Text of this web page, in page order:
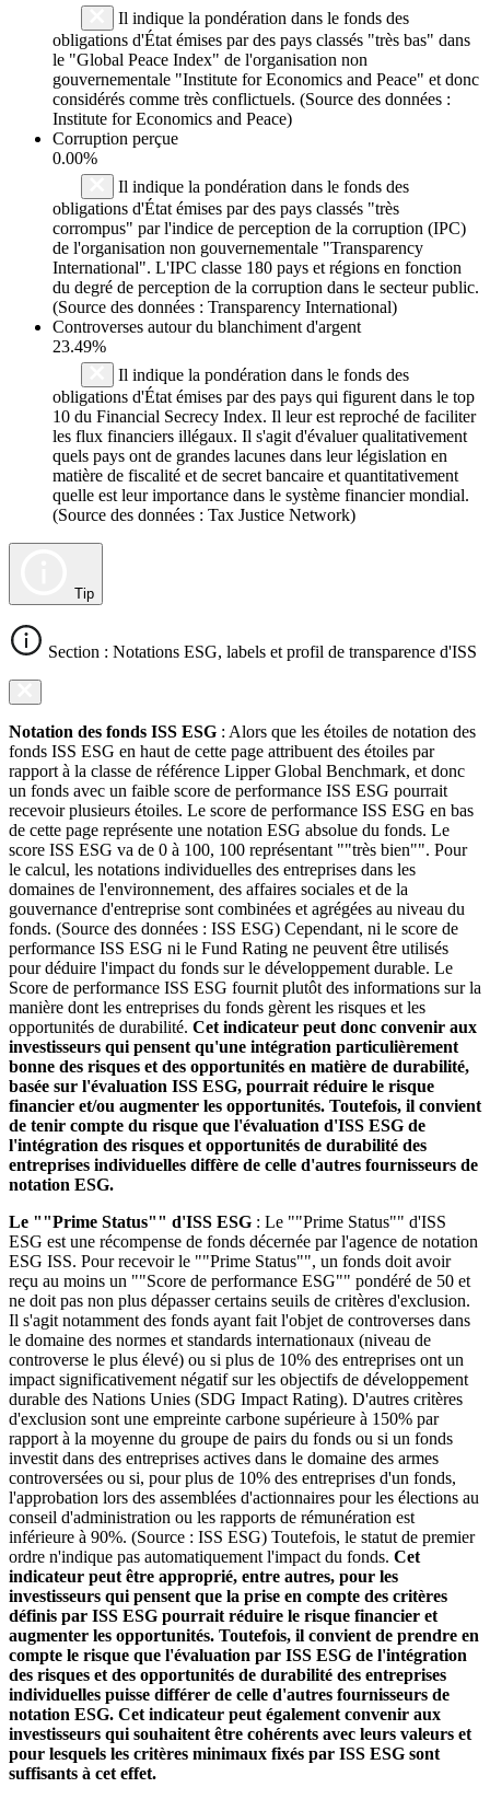
Il indique la pondération dans le fonds des
obligations d'État émises par des pays classés "très bas" dans
le "Global Peace Index" de l'organisation non
gouvernementale "Institute for Economics and Peace" et donc
considérés comme très conflictuels. (Source des données :
Institute for Economics and Peace)
Corruption perçue
0.00%
Il indique la pondération dans le fonds des
obligations d'État émises par des pays classés "très
corrompus" par l'indice de perception de la corruption (IPC)
de l'organisation non gouvernementale "Transparency
International". L'IPC classe 180 pays et régions en fonction
du degré de perception de la corruption dans le secteur public.
(Source des données : Transparency International)
Controverses autour du blanchiment d'argent
23.49%
Il indique la pondération dans le fonds des
obligations d'État émises par des pays qui figurent dans le top
10 du Financial Secrecy Index. Il leur est reproché de faciliter
les flux financiers illégaux. Il s'agit d'évaluer qualitativement
quels pays ont de grandes lacunes dans leur législation en
matière de fiscalité et de secret bancaire et quantitativement
quelle est leur importance dans le système financier mondial.
(Source des données : Tax Justice Network)
Tip
Section : Notations ESG, labels et profil de transparence d'ISS
Notation des fonds ISS ESG : Alors que les étoiles de notation des
fonds ISS ESG en haut de cette page attribuent des étoiles par
rapport à la classe de référence Lipper Global Benchmark, et donc
un fonds avec un faible score de performance ISS ESG pourrait
recevoir plusieurs étoiles. Le score de performance ISS ESG en bas
de cette page représente une notation ESG absolue du fonds. Le
score ISS ESG va de 0 à 100, 100 représentant ""très bien"". Pour
le calcul, les notations individuelles des entreprises dans les
domaines de l'environnement, des affaires sociales et de la
gouvernance d'entreprise sont combinées et agrégées au niveau du
fonds. (Source des données : ISS ESG) Cependant, ni le score de
performance ISS ESG ni le Fund Rating ne peuvent être utilisés
pour déduire l'impact du fonds sur le développement durable. Le
Score de performance ISS ESG fournit plutôt des informations sur la
manière dont les entreprises du fonds gèrent les risques et les
opportunités de durabilité. Cet indicateur peut donc convenir aux
investisseurs qui pensent qu'une intégration particulièrement
bonne des risques et des opportunités en matière de durabilité,
basée sur l'évaluation ISS ESG, pourrait réduire le risque
financier et/ou augmenter les opportunités. Toutefois, il convient
de tenir compte du risque que l'évaluation d'ISS ESG de
l'intégration des risques et opportunités de durabilité des
entreprises individuelles diffère de celle d'autres fournisseurs de
notation ESG.
Le ""Prime Status"" d'ISS ESG : Le ""Prime Status"" d'ISS
ESG est une récompense de fonds décernée par l'agence de notation
ESG ISS. Pour recevoir le ""Prime Status"", un fonds doit avoir
reçu au moins un ""Score de performance ESG"" pondéré de 50 et
ne doit pas non plus dépasser certains seuils de critères d'exclusion.
Il s'agit notamment des fonds ayant fait l'objet de controverses dans
le domaine des normes et standards internationaux (niveau de
controverse le plus élevé) ou si plus de 10% des entreprises ont un
impact significativement négatif sur les objectifs de développement
durable des Nations Unies (SDG Impact Rating). D'autres critères
d'exclusion sont une empreinte carbone supérieure à 150% par
rapport à la moyenne du groupe de pairs du fonds ou si un fonds
investit dans des entreprises actives dans le domaine des armes
controversées ou si, pour plus de 10% des entreprises d'un fonds,
l'approbation lors des assemblées d'actionnaires pour les élections au
conseil d'administration ou les rapports de rémunération est
inférieure à 90%. (Source : ISS ESG) Toutefois, le statut de premier
ordre n'indique pas automatiquement l'impact du fonds. Cet
indicateur peut être approprié, entre autres, pour les
investisseurs qui pensent que la prise en compte des critères
définis par ISS ESG pourrait réduire le risque financier et
augmenter les opportunités. Toutefois, il convient de prendre en
compte le risque que l'évaluation par ISS ESG de l'intégration
des risques et des opportunités de durabilité des entreprises
individuelles puisse différer de celle d'autres fournisseurs de
notation ESG. Cet indicateur peut également convenir aux
investisseurs qui souhaitent être cohérents avec leurs valeurs et
pour lesquels les critères minimaux fixés par ISS ESG sont
suffisants à cet effet.